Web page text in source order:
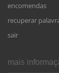
encomendas
recuperar
sair
mais